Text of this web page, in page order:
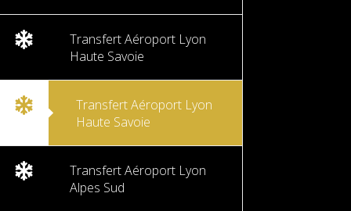
Transfert Aéroport Lyon
Haute Savoie
Transfert Aéroport Lyon
Haute Savoie
Transfert Aéroport Lyon
Alpes Sud